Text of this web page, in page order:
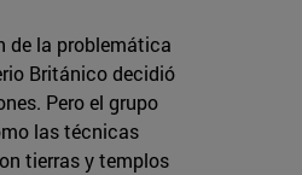
de la problemática
Británico decidió
Pero el grupo
las técnicas
tierras y templos